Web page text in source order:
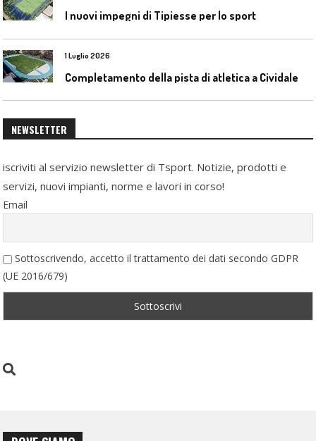
I nuovi impegni di Tipiesse per lo sport
1 Luglio 2026
NEWSLETTER
iscriviti al servizio newsletter di Tsport. Notizie, prodotti e
servizi, nuovi impianti, norme e lavori in corso!
Email
Sottoscrivendo, accetto il trattamento dei dati secondo GDPR
(UE 2016/679)